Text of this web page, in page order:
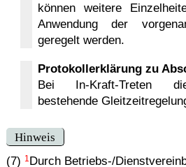
können weitere
Anwendung der
geregelt werden.
Protokollerklärung zu
Bei In-Kraft-Treten
bestehende
Hinweis
(7) 1 Durch Betriebs-/